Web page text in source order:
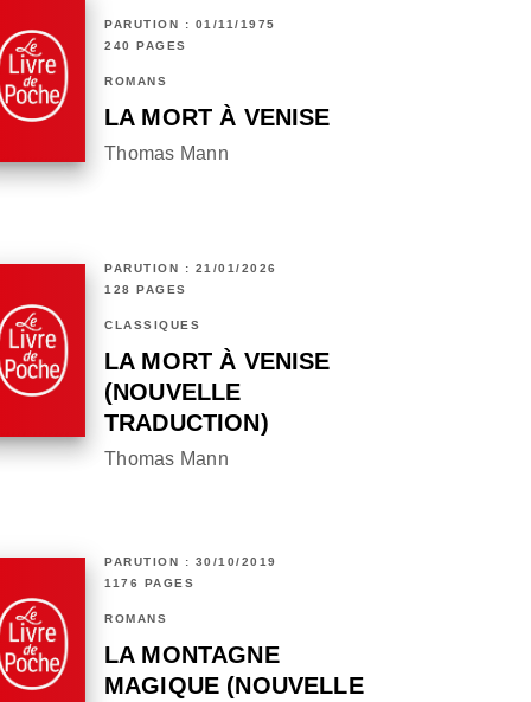
PARUTION : 01/11/1975
240 PAGES
ROMANS
LA MORT À VENISE
Thomas Mann
PARUTION : 21/01/2026
128 PAGES
CLASSIQUES
LA MORT À VENISE
(NOUVELLE
TRADUCTION)
Thomas Mann
PARUTION : 30/10/2019
1176 PAGES
ROMANS
LA MONTAGNE
MAGIQUE (NOUVELLE